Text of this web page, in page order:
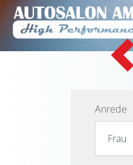
Anrede